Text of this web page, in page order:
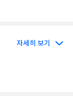
자세히 보기